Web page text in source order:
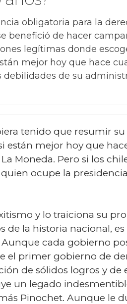
obligatoria para la
benefició de hacer
legítimas donde
mejor hoy que hace
de su
tenido que resumir
están mejor hoy que
Moneda. Pero si los
ocupe la
y lo traiciona su
de la historia nacional,
cada gobierno
el primer gobierno de
de sólidos logros y de
un legado
Pinochet. Aunque le